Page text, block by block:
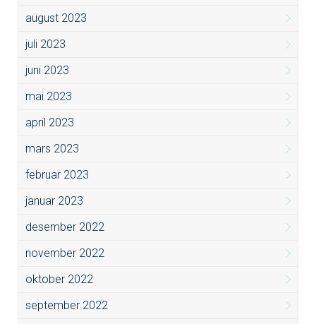
august 2023
juli 2023
juni 2023
mai 2023
april 2023
mars 2023
februar 2023
januar 2023
desember 2022
november 2022
oktober 2022
september 2022